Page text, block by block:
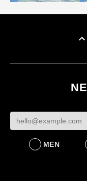
MEN